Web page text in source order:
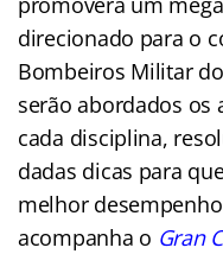
direcionado para o
Bombeiros Militar
serão abordados os
cada disciplina,
dadas dicas para
melhor
acompanha o Gran